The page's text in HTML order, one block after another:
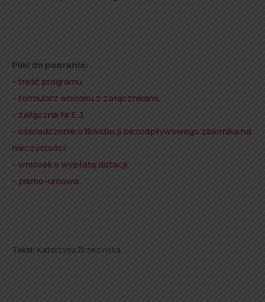
Pliki do pobrania:
–treść programu,
–formularz wniosku z załącznikami,
– załącznik Nr E.3,
– oświadczenie o likwidacji bezodpływowego zbiornika na
nieczystości,
–wniosek o wypłatę dotacji,
– pismo-umowa.
Tekst: Katarzyna Brzezińska.